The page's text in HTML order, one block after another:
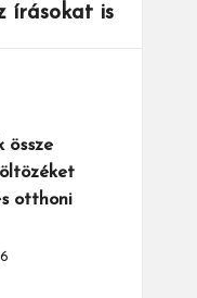
írásokat is
össze
otthoni